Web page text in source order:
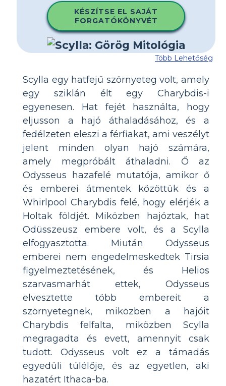
KÉSZÍTSE EL SAJÁT
FORGATÓKÖNYVÉT
Több Lehetőség
Scylla egy hatfejű szörnyeteg volt, amely
egy sziklán élt egy Charybdis-i
egyenesen. Hat fejét használta, hogy
eljusson a hajó áthaladásához, és a
fedélzeten eleszi a férfiakat, ami veszélyt
jelent minden olyan hajó számára,
amely megpróbált áthaladni. Ő az
Odysseus hazafelé mutatója, amikor ő
és emberei átmentek közöttük és a
Whirlpool Charybdis felé, hogy elérjék a
Holtak földjét. Miközben hajóztak, hat
Odüsszeusz embere volt, és a Scylla
elfogyasztotta. Miután Odysseus
emberei nem engedelmeskedtek Tirsia
figyelmeztetésének, és Helios
szarvasmarhát ettek, Odysseus
elvesztette több embereit a
szörnyetegnek, miközben a hajóit
Charybdis felfalta, miközben Scylla
megragadta és evett, amennyit csak
tudott. Odysseus volt ez a támadás
egyedüli túlélője, és az egyetlen, aki
hazatért Ithaca-ba.